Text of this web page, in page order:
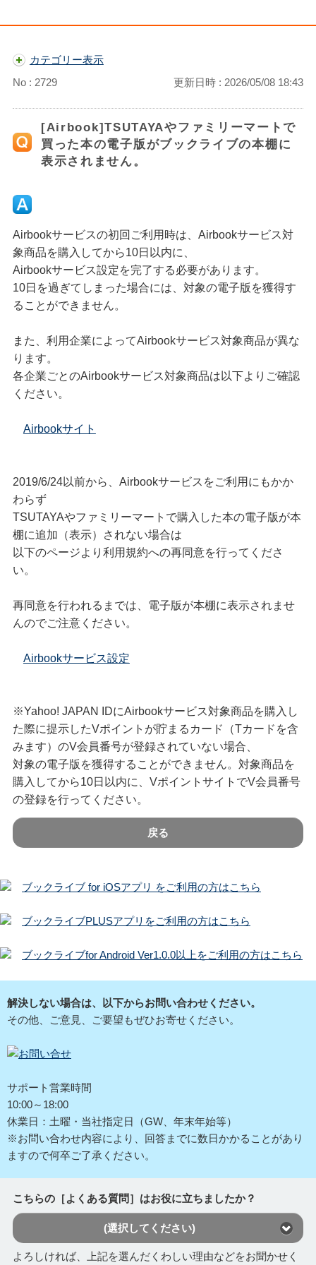
カテゴリー表示
No : 2729
更新日時 : 2026/05/08 18:43
[Airbook]TSUTAYAやファミリーマートで
買った本の電子版がブックライブの本棚に
表示されません。
Airbookサービスの初回ご利用時は、Airbookサービス対
象商品を購入してから10日以内に、
Airbookサービス設定を完了する必要があります。
10日を過ぎてしまった場合には、対象の電子版を獲得す
ることができません。
また、利用企業によってAirbookサービス対象商品が異な
ります。
各企業ごとのAirbookサービス対象商品は以下よりご確認
ください。
Airbookサイト
2019/6/24以前から、Airbookサービスをご利用にもかか
わらず
TSUTAYAやファミリーマートで購入した本の電子版が本
棚に追加（表示）されない場合は
以下のページより利用規約への再同意を行ってくださ
い。
再同意を行われるまでは、電子版が本棚に表示されませ
んのでご注意ください。
Airbookサービス設定
※Yahoo! JAPAN IDにAirbookサービス対象商品を購入し
た際に提示したVポイントが貯まるカード（Tカードを含
みます）のV会員番号が登録されていない場合、
対象の電子版を獲得することができません。対象商品を
購入してから10日以内に、VポイントサイトでV会員番号
の登録を行ってください。
戻る
ブックライブ for iOSアプリ をご利用の方はこちら
ブックライブPLUSアプリをご利用の方はこちら
ブックライブfor Android Ver1.0.0以上をご利用の方はこちら
解決しない場合は、以下からお問い合わせください。
その他、ご意見、ご要望もぜひお寄せください。
サポート営業時間
10:00～18:00
休業日：土曜・当社指定日（GW、年末年始等）
※お問い合わせ内容により、回答までに数日かかることがあり
ますので何卒ご了承ください。
こちらの［よくある質問］はお役に立ちましたか？
(選択してください)
よろしければ、上記を選んだくわしい理由などをお聞かせく